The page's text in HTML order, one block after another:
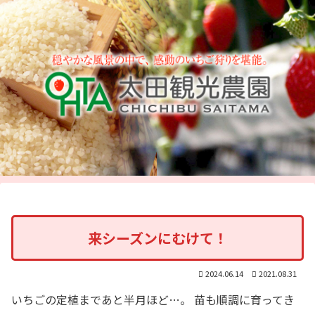
来シーズンにむけて！
2024.06.14 2021.08.31
いちごの定植まであと半月ほど…。 苗も順調に育ってき